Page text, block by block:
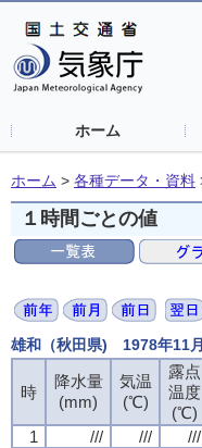
ホーム
ホーム > 各種データ・資料
１時間ごとの値
雄和（秋田県) 1978年11月
時
降水量
(mm)
気温
(℃)
露点
温度
(℃)
1
/// /// ///
時
降水量
(mm)
気温
(℃)
露点
温度
(℃)
1
/// /// ///
時
降水量
(mm)
気温
(℃)
露点
温度
(℃)
1
/// /// ///
時
降水量
(mm)
気温
(℃)
露点
温度
(℃)
1
/// /// ///